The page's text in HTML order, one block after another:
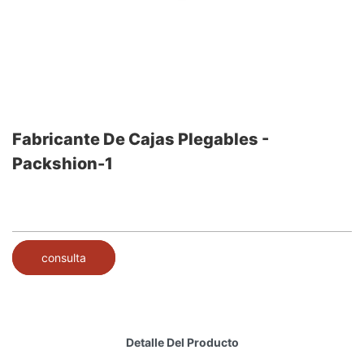
Fabricante De Cajas Plegables -
Packshion-1
consulta
Detalle Del Producto